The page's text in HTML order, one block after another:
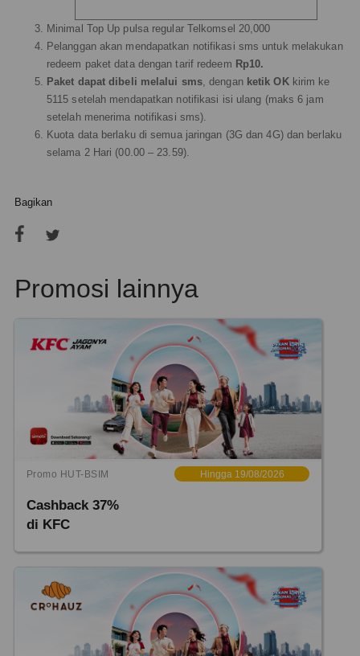
Minimal Top Up pulsa regular Telkomsel 20,000
Pelanggan akan mendapatkan notifikasi sms untuk melakukan
redeem paket data dengan tarif redeem Rp10.
Paket dapat dibeli melalui sms, dengan ketik OK kirim ke
5115 setelah mendapatkan notifikasi isi ulang (maks 6 jam
setelah menerima notifikasi sms).
Kuota data berlaku di semua jaringan (3G dan 4G) dan berlaku
selama 2 Hari (00.00 – 23.59).
Bagikan
Promosi lainnya
Promo HUT-BSIM Hingga 19/08/2026
Cashback 37%
di KFC